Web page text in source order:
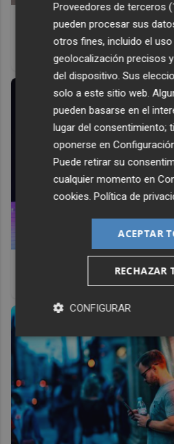
Canciones que marcan
¿Por qué recuerdas canciones
nuevas?
¿Te afecta más de lo que
Proveedores de terceros
pueden procesar sus
otros fines, incluido el
geolocalización precisos
del dispositivo. Sus
solo a este sitio web.
pueden basarse en el
lugar del consentimiento;
oponerse en
Puede retirar su
cualquier momento en
cookies.Política de
ACEPTAR
RECHAZAR
CONFIGURAR